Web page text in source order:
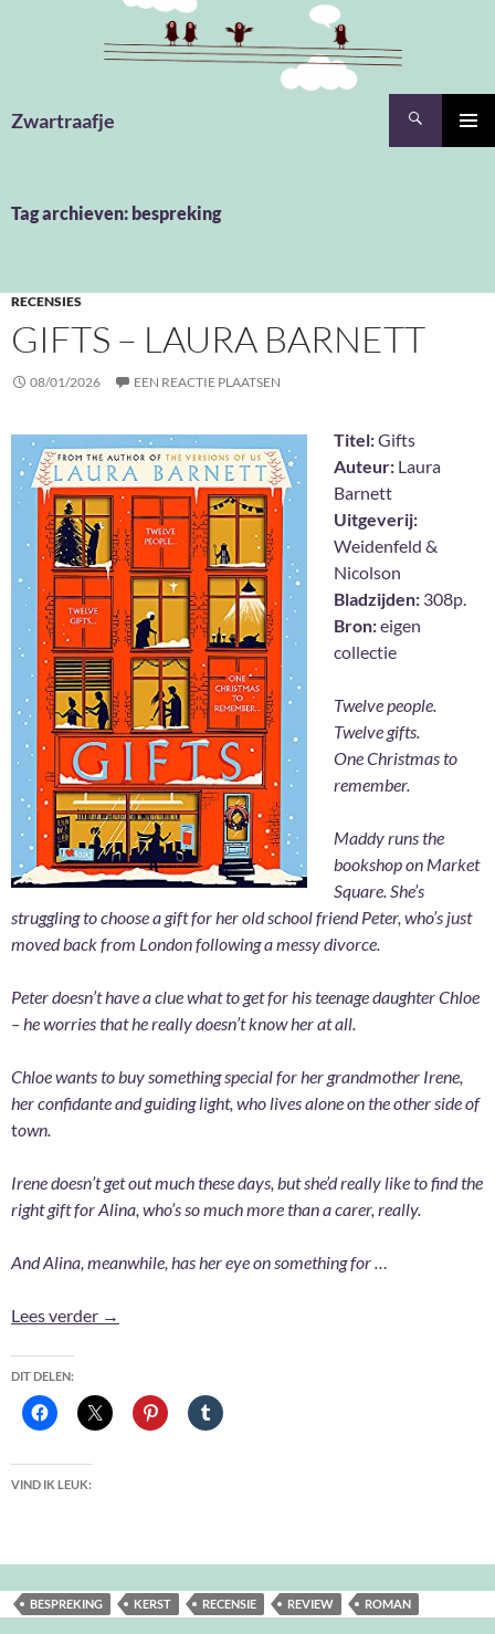
Zwartraafje
Tag archieven: bespreking
RECENSIES
GIFTS – LAURA BARNETT
08/01/2026 EEN REACTIE PLAATSEN
Titel:Gifts
Auteur: Laura
Barnett
Uitgeverij:
Weidenfeld &
Nicolson
Bladzijden: 308p.
Bron:eigen
collectie
Twelve people.
Twelve gifts.
One Christmas to
remember.
Maddy runs the
bookshop on Market
Square. She’s
struggling to choose a gift for her old school friend Peter, who’s just
moved back from London following a messy divorce.
Peter doesn’t have a clue what to get for his teenage daughter Chloe
– he worries that he really doesn’t know her at all.
Chloe wants to buy something special for her grandmother Irene,
her confidante and guiding light, who lives alone on the other side of
town.
Irene doesn’t get out much these days, but she’d really like to find the
right gift for Alina, who’s so much more than a carer, really.
And Alina, meanwhile, has her eye on something for …
Lees verder Gifts – Laura Barnett
→
DIT DELEN:
VIND IK LEUK:
BESPREKING KERST RECENSIE REVIEW ROMAN